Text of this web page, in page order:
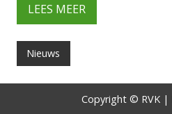
LEES MEER
Nieuws
Copyright © RVK |